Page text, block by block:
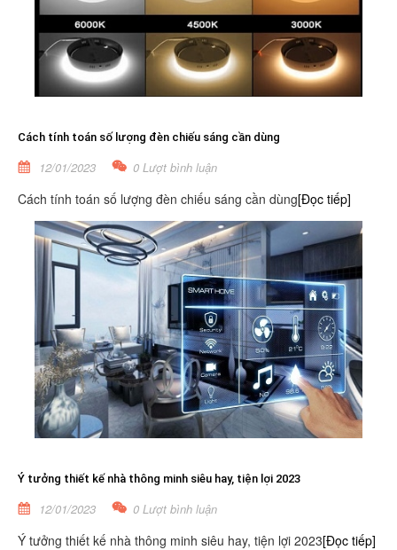
Cách tính toán số lượng đèn chiếu sáng cần dùng
12/01/2023 0 Lượt bình luận
Cách tính toán số lượng đèn chiếu sáng cần dùng[Đọc tiếp]
Ý tưởng thiết kế nhà thông minh siêu hay, tiện lợi 2023
12/01/2023 0 Lượt bình luận
Ý tưởng thiết kế nhà thông minh siêu hay, tiện lợi 2023[Đọc tiếp]